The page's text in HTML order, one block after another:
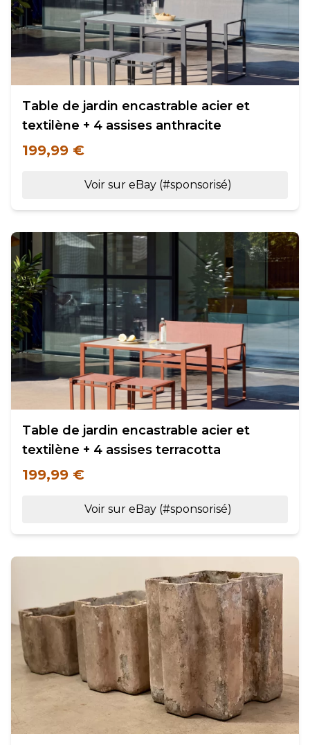
Table de jardin encastrable acier et
textilène + 4 assises anthracite
199,99 €
Voir sur eBay (#sponsorisé)
Table de jardin encastrable acier et
textilène + 4 assises terracotta
199,99 €
Voir sur eBay (#sponsorisé)